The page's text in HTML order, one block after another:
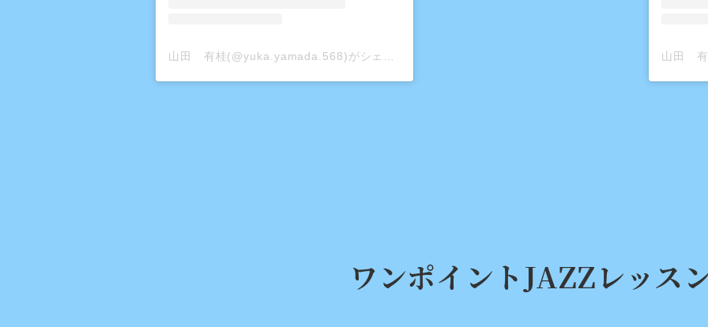
ワンポイントJAZZレッス